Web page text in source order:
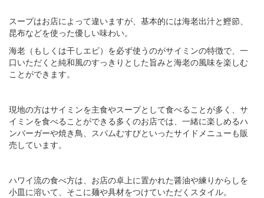
スープはお店によって違いますが、基本的には海老出汁と鰹節、
昆布などを使った優しい味わい。
海老（もしくは干しエビ）を必ず使うのがサイミンの特徴で、一
口いただくと純和風のすっきりとした旨みと海老の風味を楽しむ
ことができます。
現地の方はサイミンを主食やスープとして食べることが多く、サ
イミンを食べることができる多くのお店では、一緒に楽しめるハ
ンバーガーや焼き鳥、スパムむすびといったサイドメニューも販
売しています。
ハワイ流の食べ方は、お店の卓上に置かれた醤油や練りからしを
小皿に溶いて、そこに麺や具材をつけていただくスタイル。